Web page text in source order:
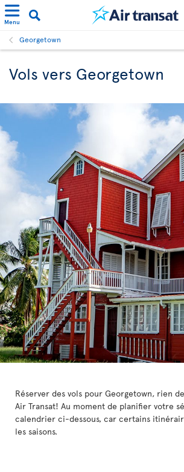
Menu
Georgetown
Vols vers Georgetown
Réserver des vols pour Georgetown, rien
Air Transat! Au moment de planifier votre
calendrier ci-dessous, car certains
les saisons.